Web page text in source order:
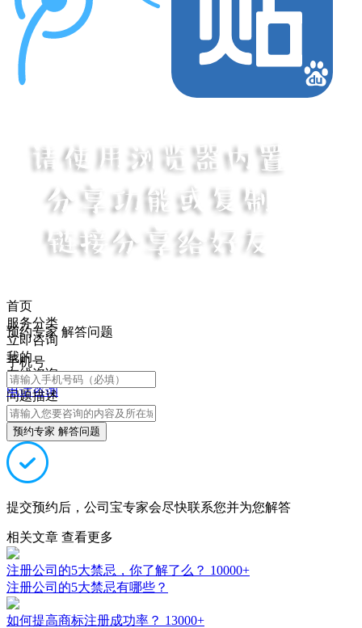
首页
服务分类
立即咨询
我的
在线咨询
电话咨询
预约专家 解答问题
手机号
问题描述
预约专家 解答问题
提交预约后，公司宝专家会尽快联系您并为您解答
相关文章 查看更多
注册公司的5大禁忌，你了解了么？ 10000+
注册公司的5大禁忌有哪些？
如何提高商标注册成功率？ 13000+